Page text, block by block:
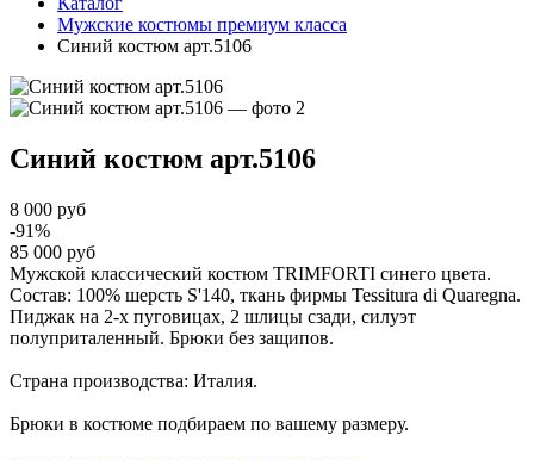
Мужские костюмы премиум класса
Синий костюм арт.5106
Синий костюм арт.5106
8 000 руб
-91%
85 000 руб
Мужской классический костюм TRIMFORTI синего цвета.
Состав: 100% шерсть S'140, ткань фирмы Tessitura di Quaregna.
Пиджак на 2-х пуговицах, 2 шлицы сзади, силуэт
полуприталенный. Брюки без защипов.
Страна производства: Италия.
Брюки в костюме подбираем по вашему размеру.